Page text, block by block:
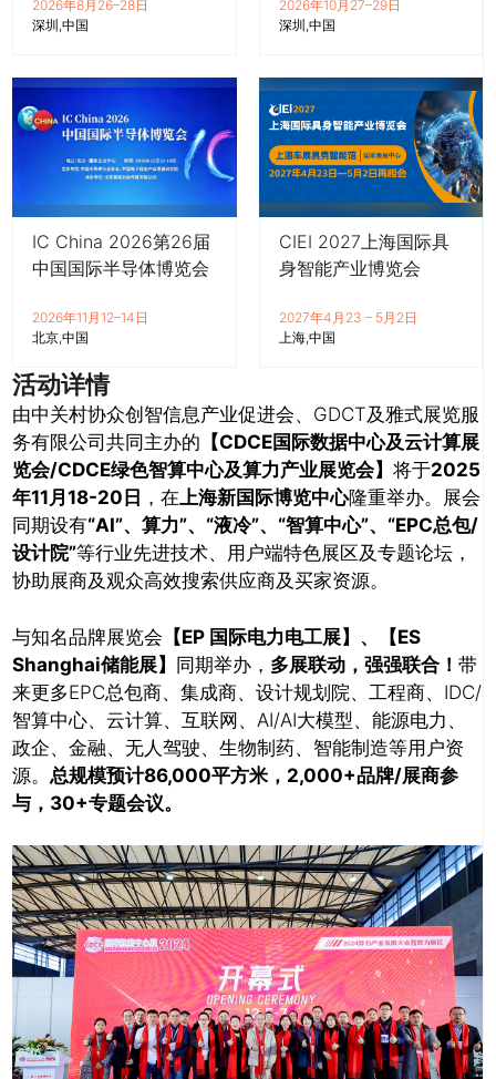
2026年8月26–28日
深圳 中国
2026年10月27–29日
深圳 中国
IC China 2026第26届
中国国际半导体博览会
2026年11月12–14日
北京 中国
CIEI 2027上海国际具
身智能产业博览会
2027年4月23 – 5月2日
上海 中国
活动详情
由中关村协众创智信息产业促进会、GDCT及雅式展览服
务有限公司共同主办的 【CDCE国际数据中心及云计算展
览会/CDCE绿色智算中心及算力产业展览会】 将于2025
年11月18-20日 ，在上海新国际博览中心隆重举办。展会
同期设有“AI”、算力”、“液冷”、“智算中心”、“EPC总包/
设计院”等行业先进技术、用户端特色展区及专题论坛，
协助展商及观众高效搜索供应商及买家资源。
与知名品牌展览会 【EP 国际电力电工展】、【ES
Shanghai储能展】 同期举办， 多展联动，强强联合！ 带
来更多EPC总包商、集成商、设计规划院、工程商、IDC/
智算中心、云计算、互联网、AI/AI大模型、能源电力、
政企、金融、无人驾驶、生物制药、智能制造等用户资
源。 总规模预计86,000平方米，2,000+品牌/展商参
与，30+专题会议。